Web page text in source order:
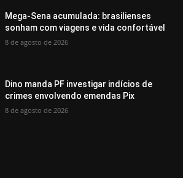
Mega-Sena acumulada: brasilienses
sonham com viagens e vida confortável
8 de agosto de 2026
Dino manda PF investigar indícios de
crimes envolvendo emendas Pix
8 de agosto de 2026